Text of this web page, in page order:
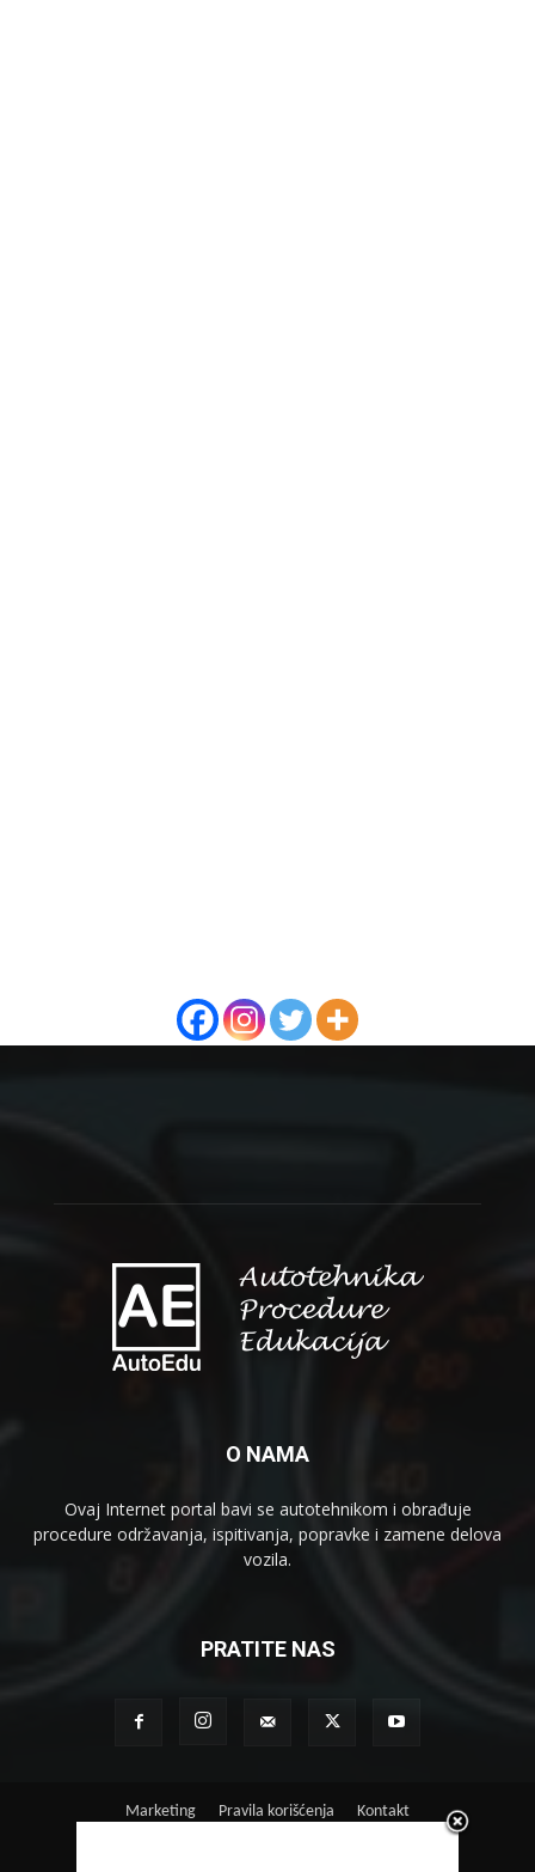
O NAMA
Ovaj Internet portal bavi se autotehnikom i obrađuje
procedure održavanja, ispitivanja, popravke i zamene delova
vozila.
PRATITE NAS
Marketing Pravila korišćenja Kontakt